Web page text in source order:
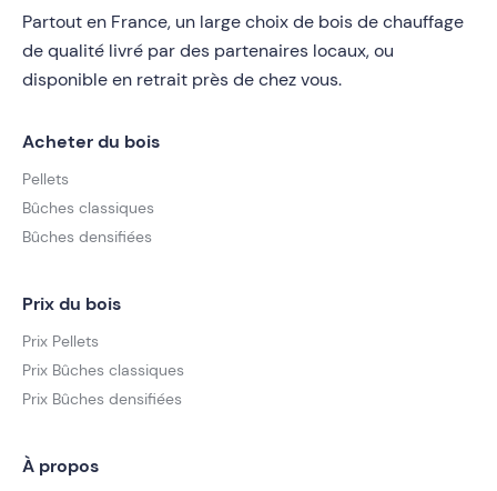
Partout en France, un large choix de bois de chauffage
de qualité livré par des partenaires locaux, ou
disponible en retrait près de chez vous.
Acheter du bois
Pellets
Bûches classiques
Bûches densifiées
Prix du bois
Prix Pellets
Prix Bûches classiques
Prix Bûches densifiées
À propos